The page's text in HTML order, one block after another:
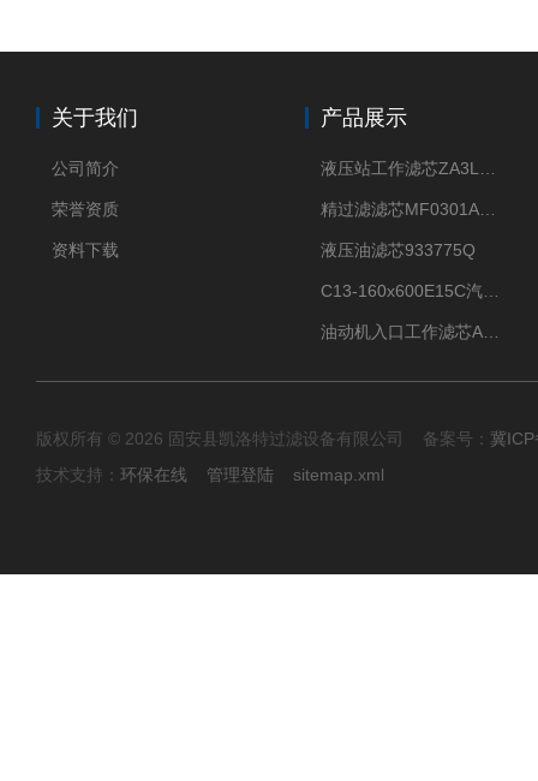
关于我们
公司简介
荣誉资质
资料下载
产品展示
液压油滤芯933775Q
版权所有 © 2026 固安县凯洛特过滤设备有限公司 备案号： 冀
技术支持： 环保在线 管理登陆 sitemap.xml